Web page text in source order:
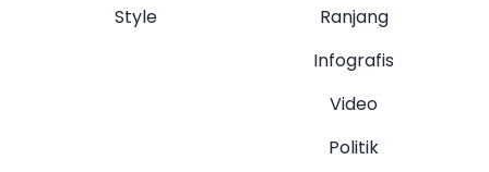
Style
Ranjang
Infografis
Video
Politik